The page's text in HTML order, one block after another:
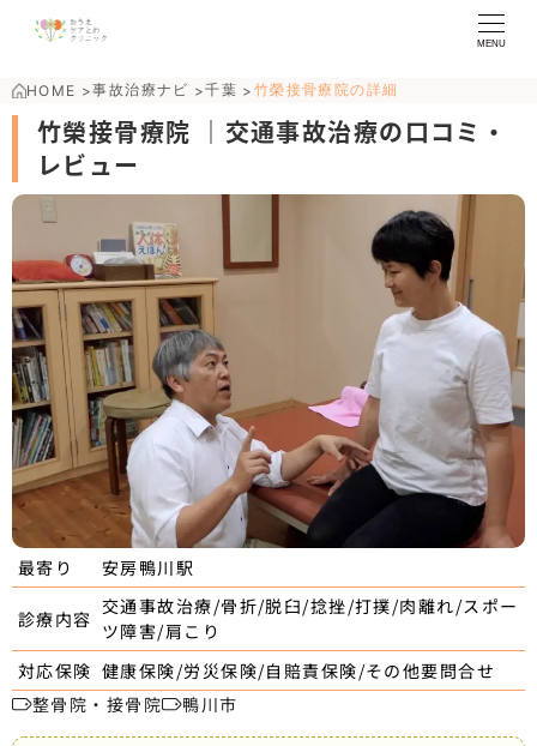
MENU
HOME >事故治療ナビ >千葉 > 竹榮接骨療院の詳細
竹榮接骨療院 ｜交通事故治療の口コミ・
レビュー
最寄り 安房鴨川駅
診療内容
交通事故治療/骨折/脱臼/捻挫/打撲/肉離れ/スポー
ツ障害/肩こり
対応保険 健康保険/労災保険/自賠責保険/その他要問合せ
整骨院・接骨院
鴨川市